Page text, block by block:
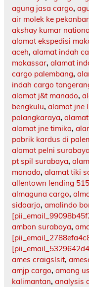
agung jasa cargo,
air molek ke
akshay kumar
alamat ekspedisi
aceh, alamat indah
makassar, alamat
cargo palembang,
indah cargo
alamat j&t manado,
bengkulu, alamat jne
palangkaraya,
alamat jne timika,
pabrik kardus di
alamat pelni surabaya
pt spil surabaya,
manado, alamat tiki
allentown lending
almaguna cargo,
sidoarjo, amalindo
ambon surabaya,
ames craigslsit,
amjp cargo, among
kalimantan, analysis